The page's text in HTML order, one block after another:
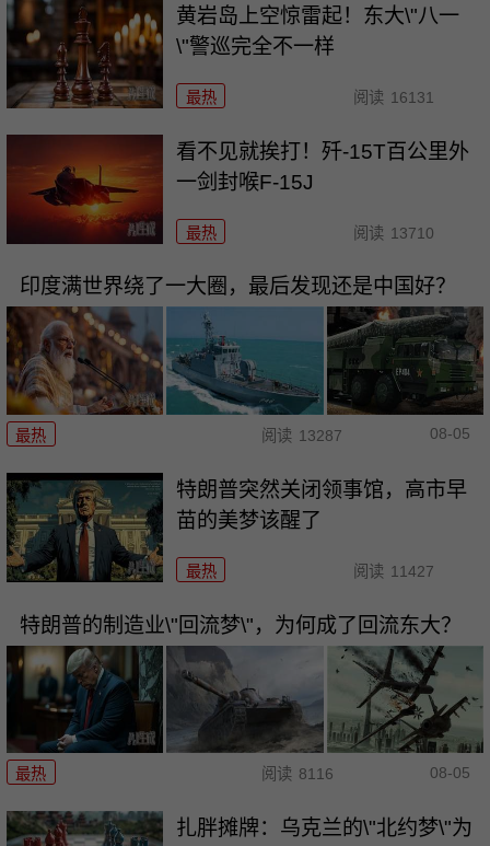
黄岩岛上空惊雷起！东大\"八一
\"警巡完全不一样
最热 阅读 16131
看不见就挨打！歼-15T百公里外
一剑封喉F-15J
最热 阅读 13710
印度满世界绕了一大圈，最后发现还是中国好？
最热 阅读 13287 08-05
特朗普突然关闭领事馆，高市早
苗的美梦该醒了
最热 阅读 11427
特朗普的制造业\"回流梦\"，为何成了回流东大？
最热 阅读 8116 08-05
扎胖摊牌：乌克兰的\"北约梦\"为